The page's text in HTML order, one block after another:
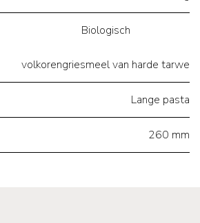
Biologisch
volkorengriesmeel van harde tarwe
Lange pasta
260 mm